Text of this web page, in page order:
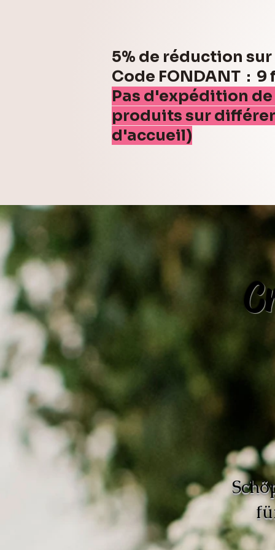
5% de réduction
Code FONDANT : 9
Pas d'expédition
produits sur
d'accueil)